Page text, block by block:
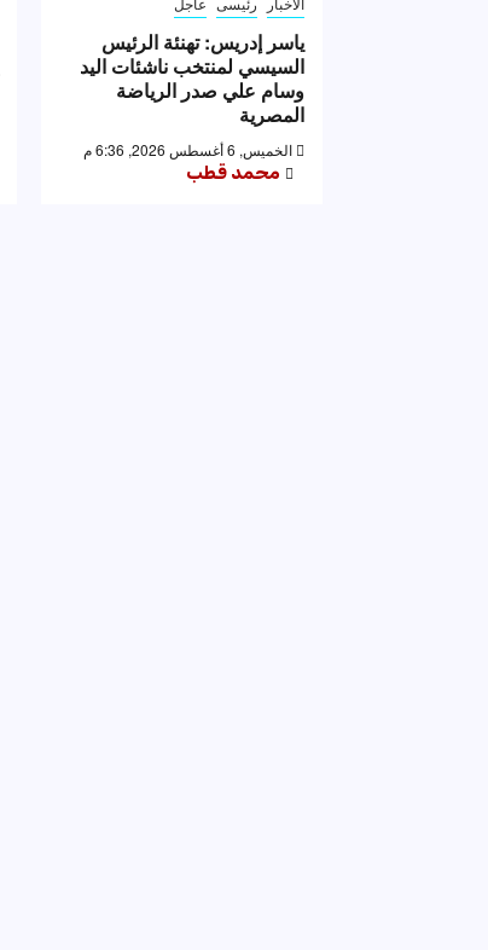
ياسر إدريس: تهنئة الرئيس
السيسي لمنتخب ناشئات اليد
وسام علي صدر الرياضة
المصرية
الخميس, 6 أغسطس 2026, 6:36 م
محمد قطب